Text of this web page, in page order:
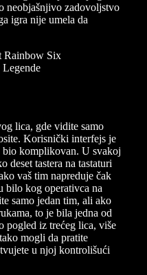
neobjašnjivo zadovoljstvo
igra nije umela da
lica, gde vidite samo
Korisnički interfejs je
komplikovan. U svakoj
deset tastera na tastaturi
vaš tim napreduje čak
bilo kog operativca na
samo jedan tim, ali ako
to je bila jedna od
pogled iz trećeg lica, više
mogli da pratite
u njoj kontrolišući